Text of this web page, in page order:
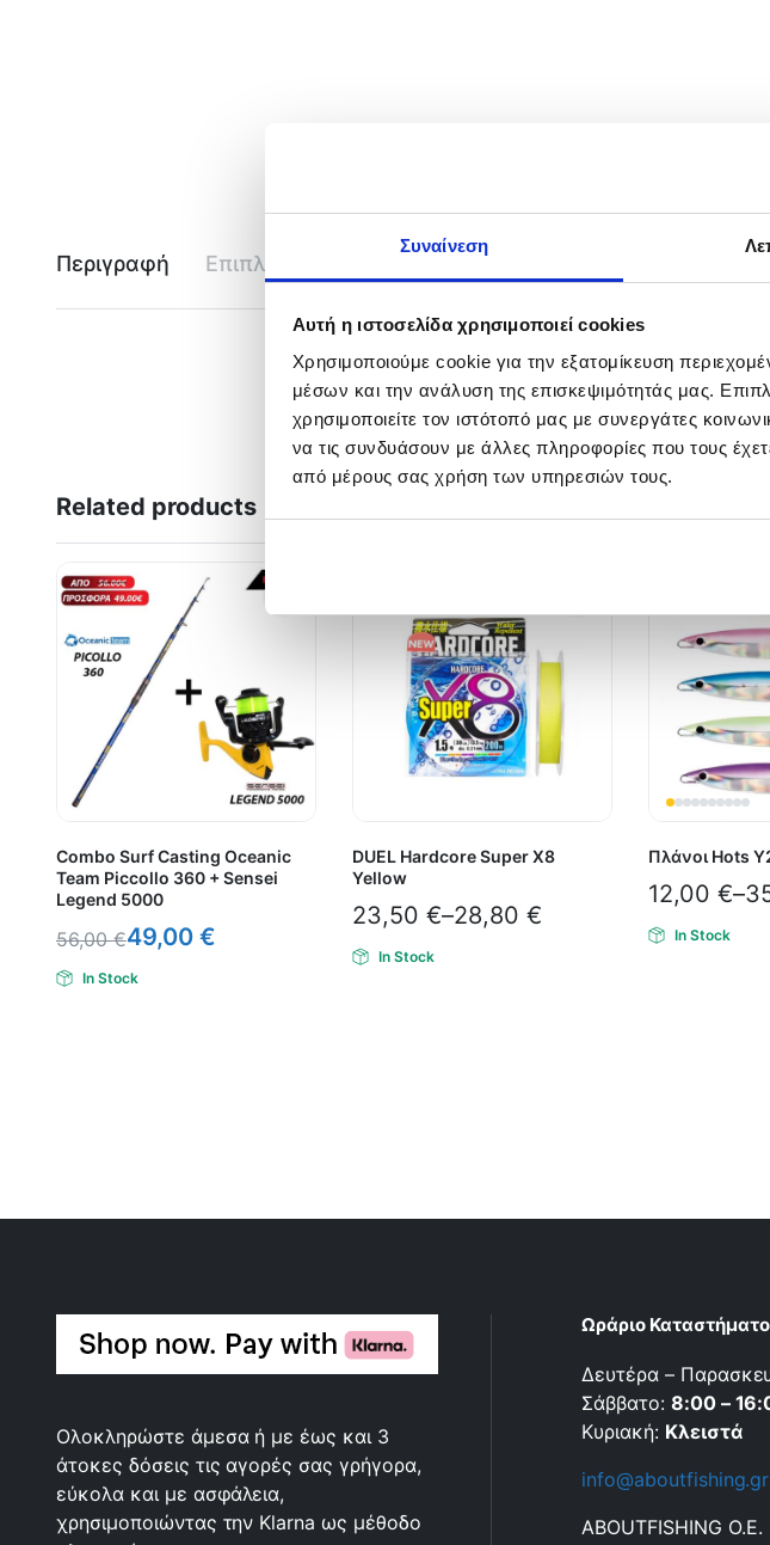
Συναίνεση
Αυτή η ιστοσελίδα χρησιμοποιεί cookies
Χρησιμοποιούμε cookie για την εξατομίκευση
μέσων και την ανάλυση της επισκεψιμότητάς μας.
χρησιμοποιείτε τον ιστότοπό μας με συνεργάτες
να τις συνδυάσουν με άλλες πληροφορίες που τους
από μέρους σας χρήση των υπηρεσιών τους.
Περιγραφή Επιπλέον πληροφορίες Εταιρία
Related products
Combo Surf Casting Oceanic
Team Piccollo 360 + Sensei
Legend 5000
56,00€49,00 €
In Stock
DUEL Hardcore Super X8
Yellow
23,50 €–28,80 €
In Stock
Πλάνοι Hots
12,00 €–
In Stock
Ολοκληρώστε άμεσα ή με έως και 3
άτοκες δόσεις τις αγορές σας γρήγορα,
εύκολα και με ασφάλεια,
χρησιμοποιώντας την Klarna ως μέθοδο
Ωράριο
Δευτέρα –
Σάββατο: 8:00 –
Κυριακή: Κλειστά
info@aboutfishing.gr
ABOUTFISHING Ο.Ε.